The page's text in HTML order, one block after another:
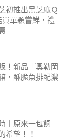
初推出黑芝麻Ｑ
單顆嘗鮮，禮
！新品『奧勒岡
，酥脆魚排配濃
｜原來一包飼
希望！！